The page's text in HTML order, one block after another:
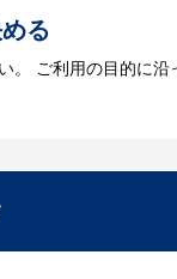
る
ご利用の目的に沿
ご注文書をお送りし